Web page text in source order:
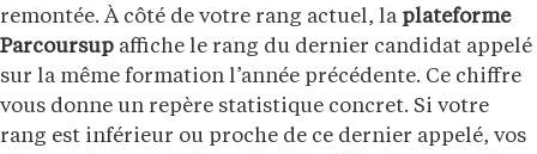
remontée. À côté de votre rang actuel, la plateforme
Parcoursup affiche le rang du dernier candidat appelé
sur la même formation l’année précédente. Ce chiffre
vous donne un repère statistique concret. Si votre
rang est inférieur ou proche de ce dernier appelé, vos